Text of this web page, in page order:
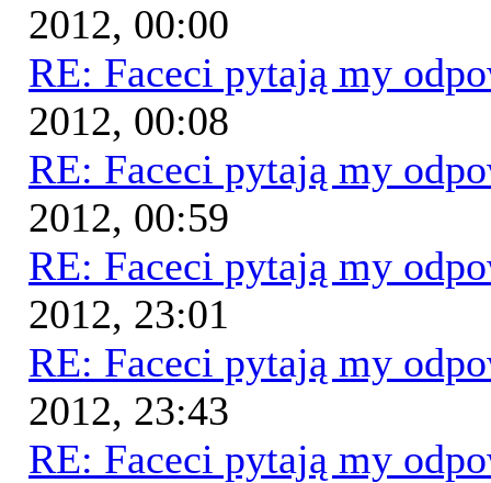
2012, 00:00
RE: Faceci pytają my
2012, 00:08
RE: Faceci pytają my
2012, 00:59
RE: Faceci pytają my
2012, 23:01
RE: Faceci pytają my
2012, 23:43
RE: Faceci pytają my